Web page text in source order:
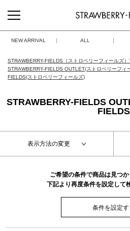
NEW ARRIVAL ALL
STRAWBERRY-FIELDS（ストロベリーフィールズ）
STRAWBERRY-FIELDS OUTLET(ストロベリーフィ
FIELDS(ストロベリーフィールズ)
STRAWBERRY-FIELDS
FIELDS
表示方法の変更
ご希望の条件で商品は見つか
下記より再度条件を設定して
条件を設定す